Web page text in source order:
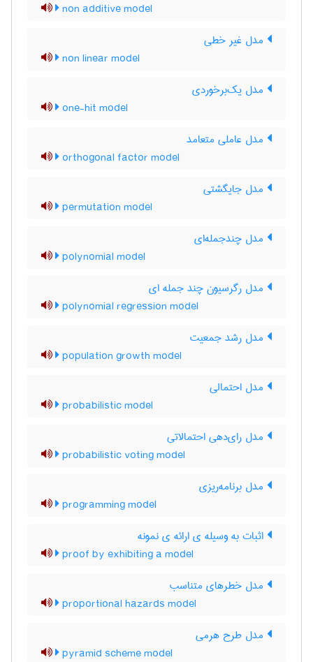
non additive model
مدل غیر خطی
non linear model
مدل یک‌برخوردی
one-hit model
مدل عاملی متعامد
orthogonal factor model
مدل جایگشتی
permutation model
مدل چندجمله‌ای
polynomial model
مدل رگرسیون چند جمله ای
polynomial regression model
مدل رشد جمعیت
population growth model
مدل احتمالی
probabilistic model
مدل رای‌دهی احتمالاتی
probabilistic voting model
مدل برنامه‌ریزی
programming model
اثبات به وسیله ی ارائه ی نمونه
proof by exhibiting a model
مدل خطرهای متناسب
proportional hazards model
مدل طرح هرمی
pyramid scheme model